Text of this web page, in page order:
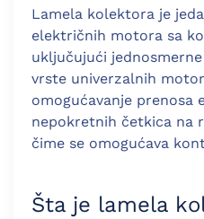
Lamela kolektora je
električnih motora sa
uključujući
vrste univerzalnih
omogućavanje prenosa
nepokretnih četkica na
čime se omogućava
Šta je lamela